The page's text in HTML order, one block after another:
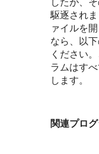
駆逐され
ァイルを
なら、以
ください
ラムはす
します。
関連プロ